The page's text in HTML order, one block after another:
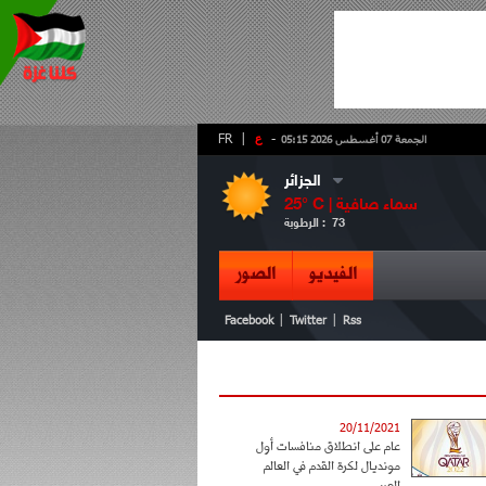
- ع FR الجمعة 07 أغسطس 2026 05:15
الجزائر
25° C | سماء صافية
الرطوبة : 73
الفيديو الصور
Facebook Twitter Rss
20/11/2021
عام على انطلاق منافسات أول
مونديال لكرة القدم في العالم